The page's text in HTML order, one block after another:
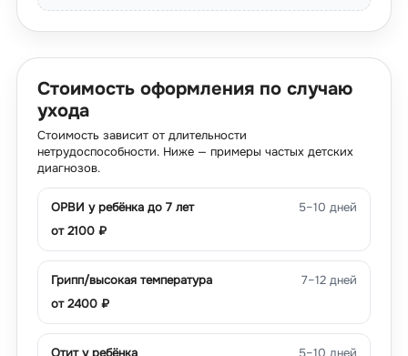
Стоимость оформления по случаю
ухода
Стоимость зависит от длительности
нетрудоспособности. Ниже — примеры частых детских
диагнозов.
ОРВИ у ребёнка до 7 лет
5–10 дней
от2100 ₽
Грипп/высокая температура
7–12 дней
от2400 ₽
Отит у ребёнка
5–10 дней